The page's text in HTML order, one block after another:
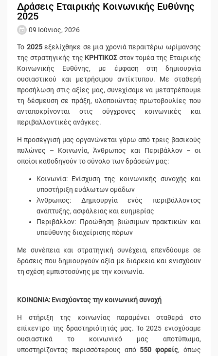
Δράσεις Εταιρικής Κοινωνικής Ευθύνης
2025
09 Ιούνιος, 2026
Το 2025εξελίχθηκε σε μια χρονιά περαιτέρω ωρίμανσης
της στρατηγικής της ΚΡΗΤΙΚΟΣ στον τομέα της Εταιρικής
Κοινωνικής Ευθύνης, με έμφαση στη δημιουργία
ουσιαστικού και μετρήσιμου αντίκτυπου. Με σταθερή
προσήλωση στις αξίες μας, συνεχίσαμε να μετατρέπουμε
τη δέσμευση σε πράξη, υλοποιώντας πρωτοβουλίες που
ανταποκρίνονται στις σύγχρονες κοινωνικές και
περιβαλλοντικές ανάγκες.
Η προσέγγισή μας οργανώνεται γύρω από τρεις βασικούς
πυλώνες – Κοινωνία, Άνθρωπος και Περιβάλλον – οι
οποίοι καθοδηγούν το σύνολο των δράσεών μας:
Κοινωνία: Ενίσχυση της κοινωνικής συνοχής και
υποστήριξη ευάλωτων ομάδων
Άνθρωπος: Δημιουργία ενός περιβάλλοντος
ανάπτυξης, ασφάλειας και ευημερίας
Περιβάλλον: Προώθηση βιώσιμων πρακτικών και
υπεύθυνης διαχείρισης πόρων
Με συνέπεια και στρατηγική συνέχεια, επενδύουμε σε
δράσεις που δημιουργούν αξία με διάρκεια και ενισχύουν
τη σχέση εμπιστοσύνης με την κοινωνία.
ΚΟΙΝΩΝΙΑ: Ενισχύοντας την κοινωνική συνοχή
Η στήριξη της κοινωνίας παραμένει σταθερά στο
επίκεντρο της δραστηριότητάς μας. Το 2025 ενισχύσαμε
ουσιαστικά το κοινωνικό μας αποτύπωμα,
υποστηρίζοντας περισσότερους από 550 φορείς, όπως